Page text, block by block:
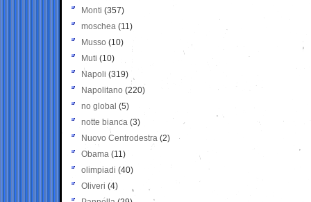
Monti (357)
moschea (11)
Musso (10)
Muti (10)
Napoli (319)
Napolitano (220)
no global (5)
notte bianca (3)
Nuovo Centrodestra (2)
Obama (11)
olimpiadi (40)
Oliveri (4)